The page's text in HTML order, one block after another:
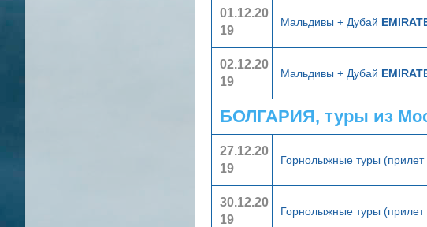
01.12.20
19
Мальдивы + Дубай
02.12.20
19
Мальдивы + Дубай
БОЛГАРИЯ, туры из
27.12.20
19
Горнолыжные туры (прилет
30.12.20
19
Горнолыжные туры (прилет